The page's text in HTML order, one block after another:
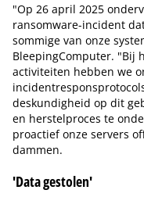
"Op 26 april 2025
ransomware-incident
sommige van onze
BleepingComputer. "Bij
activiteiten hebben we
deskundigheid op dit
en herstelproces te
proactief onze servers
dammen.
'Data gestolen'